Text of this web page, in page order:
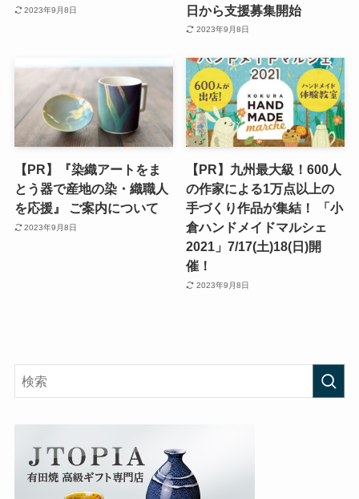
2023年9月8日
日から支援募集開始
2023年9月8日
【PR】『染織アートをま
とう器で産地の染・織職人
を応援』 ご案内について
2023年9月8日
【PR】九州最大級！600人
の作家による1万点以上の
手づくり作品が集結！ 「小
倉ハンドメイドマルシェ
2021」7/17(土)18(日)開
催！
2023年9月8日